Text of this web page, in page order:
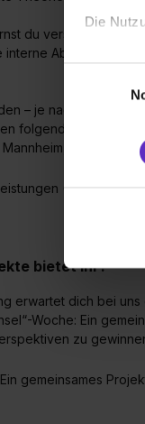
Die
Wir
und
Partner
zu. . In
umfasst
jederzeit
du verschiedene
Abteilungen
– je nach
folgende
DHBW
(DHBW
bietet ihr?
erwartet dich bei
Woche: Ein
zu
gemeinsames